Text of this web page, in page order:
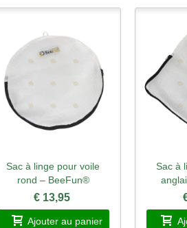
Aperçu rapide
Sac à linge pour voile
rond – BeeFun®
€ 13,95
Ajouter au panier
Sac à